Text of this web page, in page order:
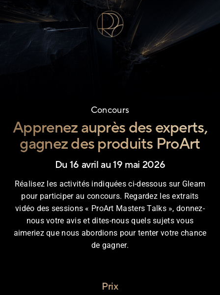
Concours
Apprenez auprès des experts,
gagnez des produits ProArt
Du 16 avril au 19 mai 2026
Réalisez les activités indiquées ci-dessous sur Gleam
pour participer au concours. Regardez les extraits
vidéo des sessions « ProArt Masters Talks », donnez-
nous votre avis et dites-nous quels sujets vous
aimeriez que nous abordions pour tenter votre chance
de gagner.
Prix